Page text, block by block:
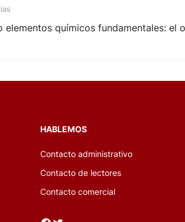
elementos químicos fundamentales:
HABLEMOS
Contacto administrativo
Contacto de lectores
Contacto comercial